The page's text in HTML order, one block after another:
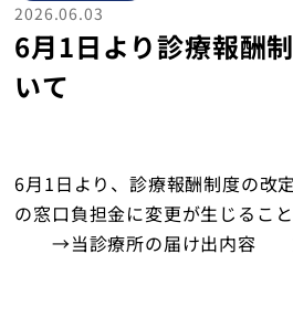
外来のご案内
2026.06.03
6月1日より診療報酬
いて
6月1日より、診療報酬制度の改
の窓口負担金に変更が生じるこ
→当診療所の届け出内容